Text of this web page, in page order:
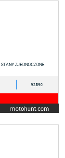
STANY ZJEDNOCZONE
92590
motohunt.com